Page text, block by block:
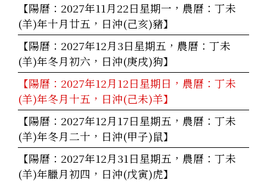
【陽曆：2027年11月22日星期一，農曆：丁未
(羊)年十月廿五，日沖(己亥)豬】
【陽曆：2027年12月3日星期五，農曆：丁未
(羊)年冬月初六，日沖(庚戌)狗】
【陽曆：2027年12月12日星期日，農曆：丁未
(羊)年冬月十五，日沖(己未)羊】
【陽曆：2027年12月17日星期五，農曆：丁未
(羊)年冬月二十，日沖(甲子)鼠】
【陽曆：2027年12月31日星期五，農曆：丁未
(羊)年臘月初四，日沖(戊寅)虎】